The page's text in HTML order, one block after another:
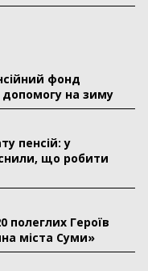
фонд
на зиму
пенсій: у
що робити
Героїв
міста Суми»